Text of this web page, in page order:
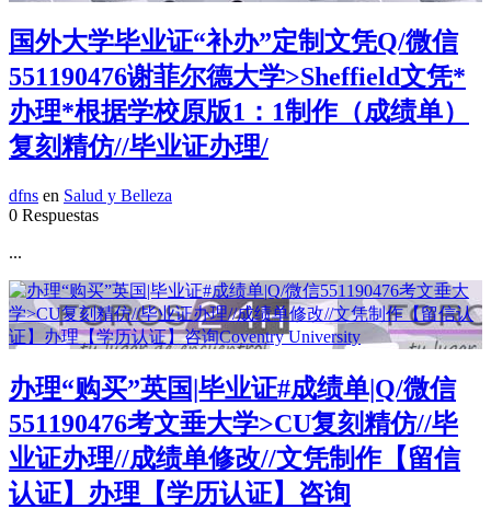
国外大学毕业证“补办”定制文凭Q/微信
551190476谢菲尔德大学>Sheffield文凭*
办理*根据学校原版1：1制作（成绩单）
复刻精仿//毕业证办理/
dfns en Salud y Belleza
0 Respuestas
...
办理“购买”英国|毕业证#成绩单|Q/微信
551190476考文垂大学>CU复刻精仿//毕
业证办理//成绩单修改//文凭制作【留信
认证】办理【学历认证】咨询